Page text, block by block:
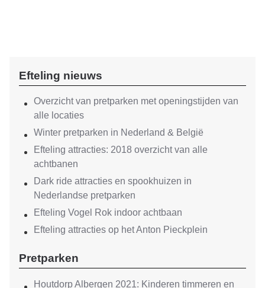
Efteling nieuws
Overzicht van pretparken met openingstijden van
alle locaties
Winter pretparken in Nederland & België
Efteling attracties: 2018 overzicht van alle
achtbanen
Dark ride attracties en spookhuizen in
Nederlandse pretparken
Efteling Vogel Rok indoor achtbaan
Efteling attracties op het Anton Pieckplein
Pretparken
Houtdorp Albergen 2021: Kinderen timmeren en